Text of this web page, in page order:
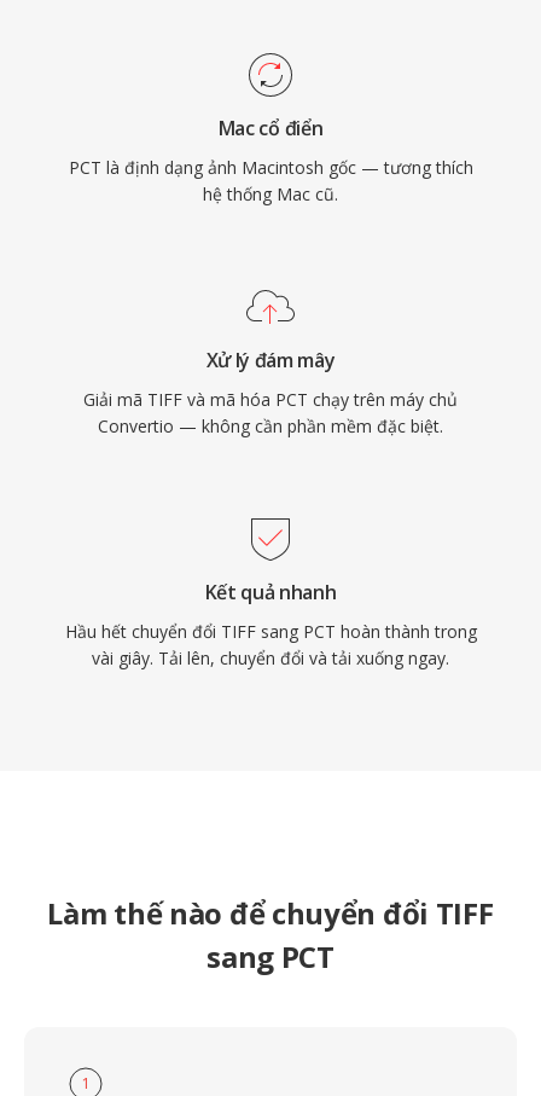
Mac cổ điển
PCT là định dạng ảnh Macintosh gốc — tương thích
hệ thống Mac cũ.
Xử lý đám mây
Giải mã TIFF và mã hóa PCT chạy trên máy chủ
Convertio — không cần phần mềm đặc biệt.
Kết quả nhanh
Hầu hết chuyển đổi TIFF sang PCT hoàn thành trong
vài giây. Tải lên, chuyển đổi và tải xuống ngay.
Làm thế nào để chuyển đổi TIFF
sang PCT
1